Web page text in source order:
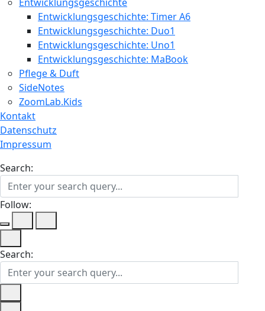
Entwicklungsgeschichte: Timer A6
Entwicklungsgeschichte: Duo1
Entwicklungsgeschichte: Uno1
Entwicklungsgeschichte: MaBook
Pflege & Duft
SideNotes
ZoomLab.Kids
Kontakt
Datenschutz
Impressum
Search:
Follow:
Search: